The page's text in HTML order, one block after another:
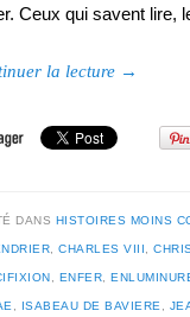
Ceux qui savent lire,
la lecture →
DANS HISTOIRES MOINS
, CHARLES VIII,
, ENFER,
, ISABEAU DE BAVIERE,